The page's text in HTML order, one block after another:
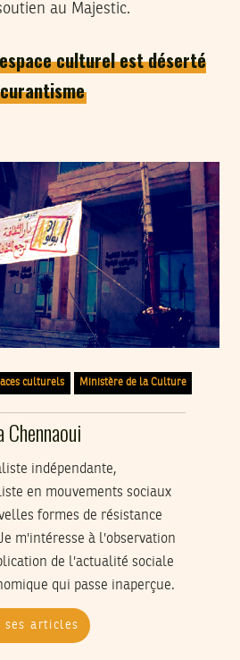
au Majestic.
culturel est déserté
culturels Ministère de la Culture
Chennaoui
indépendante,
en mouvements sociaux
formes de résistance
m'intéresse à l'observation
de l'actualité sociale
qui passe inaperçue.
ses articles